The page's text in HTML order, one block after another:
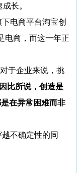
长。
电商平台淘宝创
电商，而这一年正
于企业来说，挑
比所说，创造是
在异常困难而非
不确定性的同